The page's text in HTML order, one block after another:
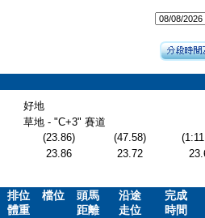
好地
草地 - "C+3" 賽道
(23.86) (47.58)
23.86 23.72
排位
體重
檔位
頭馬
距離
沿途
走位
完成
時間